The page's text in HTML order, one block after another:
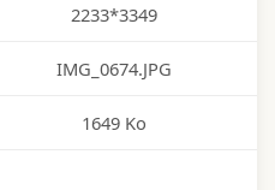
2233*3349
IMG_0674.JPG
1649 Ko